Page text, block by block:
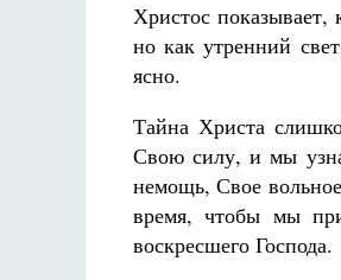
Христос показывает,
но как утренний
ясно.
Тайна Христа
Свою силу, и мы
немощь, Свое
время, чтобы мы
воскресшего Господа.